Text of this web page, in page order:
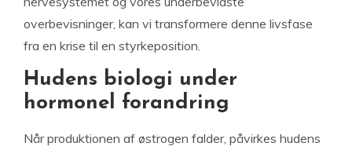
overbevisninger, kan vi transformere denne livsfase
fra en krise til en styrkeposition.
Hudens biologi under
hormonel forandring
Når produktionen af østrogen falder, påvirkes hudens